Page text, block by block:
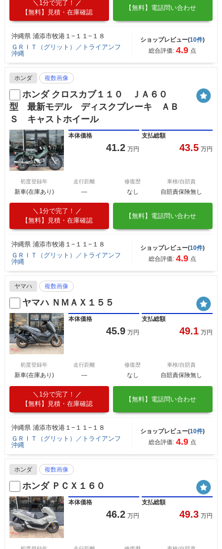
1分で完了！
【無料】見積・在庫確認
【無料】電話問い合わせ
沖縄県 浦添市牧港１−１１−１８
ＧＲＩＴ（グリット）／トライアンフ
沖縄
ショップレビュー(10件)
総合評価: 4.9 点
ホンダ 複数画像
ホンダ クロスカブ１１０ ＪＡ６０
型 最新モデル ディスクブレーキ ＡＢ
Ｓ キャストホイール
本体価格
41.2 万円
支払総額
43.5 万円
初度登録年
新車(在庫あり)
走行距離
―
修復歴
なし
車検/自賠責
自賠責保険無し
1分で完了！
【無料】見積・在庫確認
【無料】電話問い合わせ
沖縄県 浦添市牧港１−１１−１８
ＧＲＩＴ（グリット）／トライアンフ
沖縄
ショップレビュー(10件)
総合評価: 4.9 点
ヤマハ 複数画像
ヤマハ ＮＭＡＸ１５５
本体価格
45.9 万円
支払総額
49.1 万円
初度登録年
新車(在庫あり)
走行距離
―
修復歴
なし
車検/自賠責
自賠責保険無し
1分で完了！
【無料】見積・在庫確認
【無料】電話問い合わせ
沖縄県 浦添市牧港１−１１−１８
ＧＲＩＴ（グリット）／トライアンフ
沖縄
ショップレビュー(10件)
総合評価: 4.9 点
ホンダ 複数画像
ホンダ ＰＣＸ１６０
本体価格
46.2 万円
支払総額
49.3 万円